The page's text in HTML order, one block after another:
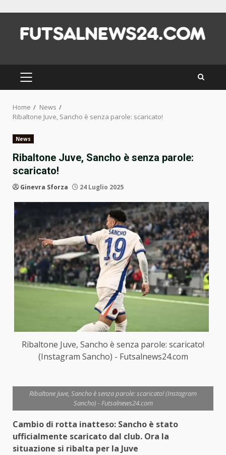
content
PRIMARY
MENU
Home
News
Ribaltone Juve, Sancho è senza parole: scaricato!
News
Ribaltone Juve, Sancho è senza parole:
scaricato!
Ginevra Sforza 24 Luglio 2025
Ribaltone Juve, Sancho è senza parole: scaricato!
(Instagram Sancho) - Futsalnews24.com
Ribaltone Juve, Sancho è senza parole: scaricato! (Instagram
Sancho) - Futsalnews24.com
Cambio di rotta inatteso: Sancho è stato
ufficialmente scaricato dal club. Ora la
situazione si ribalta per la Juve